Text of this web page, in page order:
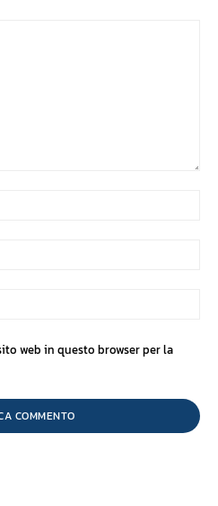
web in questo browser per la